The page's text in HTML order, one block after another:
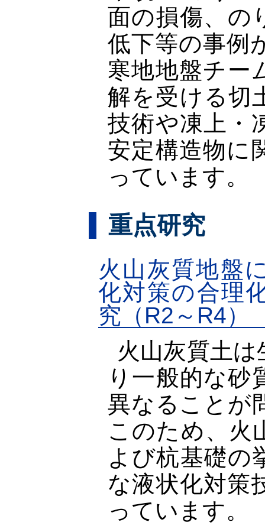
面の損傷、の
低下等の事例
寒地地盤チー
解を受ける切
技術や凍上・
安定構造物に
っています。
重点研究
火山灰質地盤
化対策の合理
究（R2～R4）
火山灰質土
り一般的な砂
異なることが
このため、火
よび杭基礎の
な液状化対策
っています。